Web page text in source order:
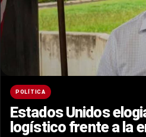
POLÍTICA
Estados Unidos
logístico frente a la